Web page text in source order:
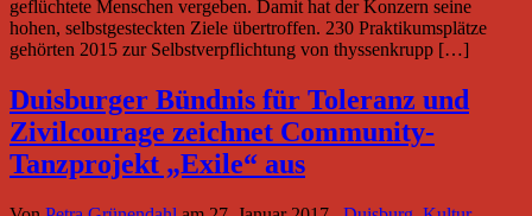
geflüchtete Menschen vergeben. Damit hat der Konzern seine
hohen, selbstgesteckten Ziele übertroffen. 230 Praktikumsplätze
gehörten 2015 zur Selbstverpflichtung von thyssenkrupp […]
Duisburger Bündnis für Toleranz und
Zivilcourage zeichnet Community-
Tanzprojekt „Exile“ aus